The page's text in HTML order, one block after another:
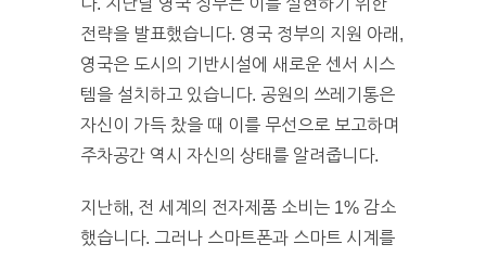
전략을 발표했습니다. 영국 정부의 지원 아래,
영국은 도시의 기반시설에 새로운 센서 시스
템을 설치하고 있습니다. 공원의 쓰레기통은
자신이 가득 찼을 때 이를 무선으로 보고하며
주차공간 역시 자신의 상태를 알려줍니다.
지난해, 전 세계의 전자제품 소비는 1% 감소
했습니다. 그러나 스마트폰과 스마트 시계를